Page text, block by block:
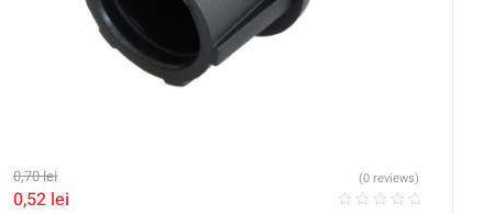
0,70lei
0,52 lei
(0 reviews)